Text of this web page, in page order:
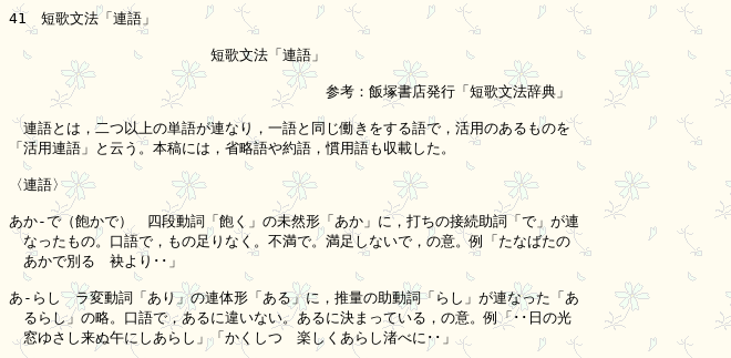
41　短歌文法「連語」
短歌文法「連語」
参考：飯塚書店発行「短歌文法辞典」
連語とは，二つ以上の単語が連なり，一語と同じ働きをする語で，活用のあるものを
「活用連語」と云う。本稿には，省略語や約語，慣用語も収載した。
〈連語〉
あか-で（飽かで）　四段動詞「飽く」の未然形「あか」に，打ちの接続助詞「で」が連
なったもの。口語で，もの足りなく。不満で。満足しないで，の意。例「たなばたの
あかで別るゝ袂より･･」
あ-らし　ラ変動詞「あり」の連体形「ある」に，推量の助動詞「らし」が連なった「あ
るらし」の略。口語で，あるに違いない。あるに決まっている，の意。例「･･日の光
窓ゆさし来ぬ午にしあらし」「かくしつゝ楽しくあらし渚べに･･」